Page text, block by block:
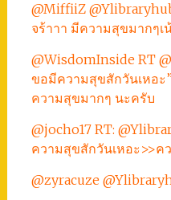
@MiffiiZ
จร้าาา มีความสุขมากๆเ
@WisdomInside RT
ขอมีความสุขสักวันเหอะ
ความสุขมากๆ นะครับ
@jocho17 RT:
ความสุขสักวันเหอะ>>
@zyracuze